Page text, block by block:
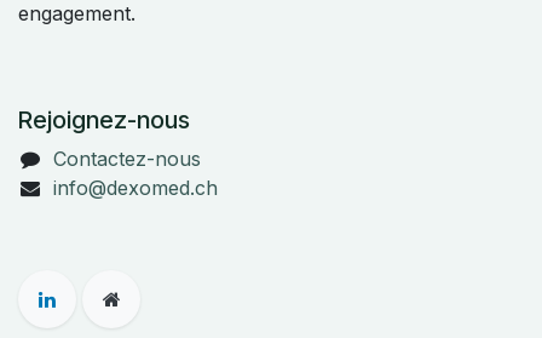
engagement.
Rejoignez-nous
Contactez-nous
info@dexomed.ch